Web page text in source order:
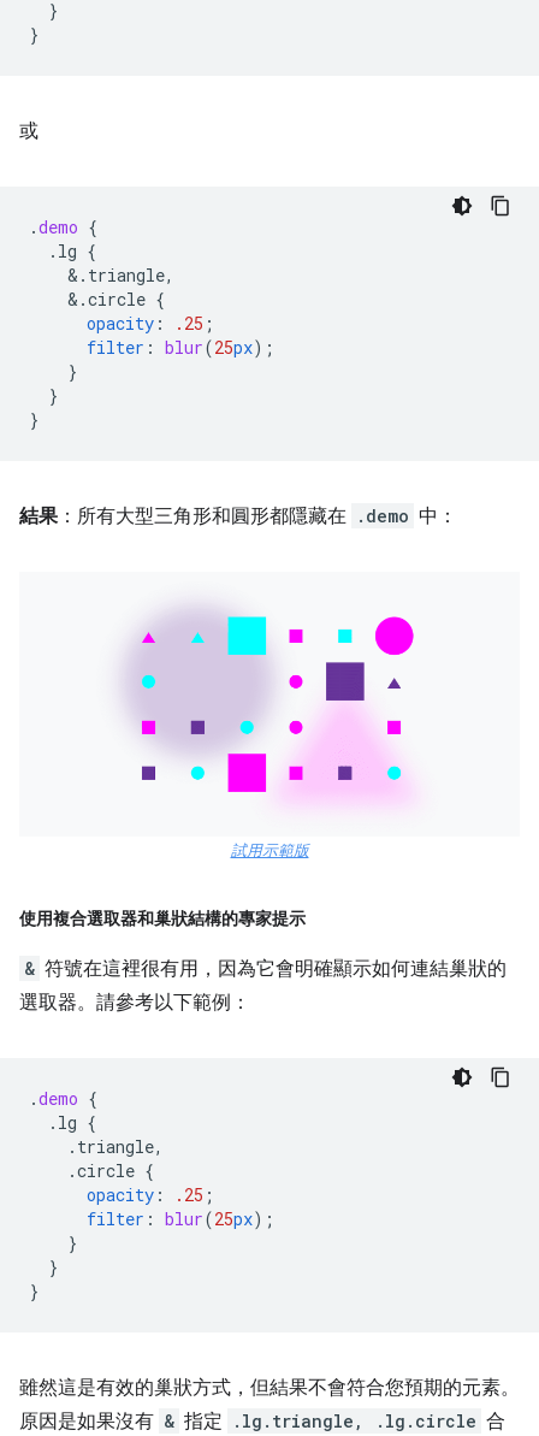
}
}
或
.demo {
.lg {
& .triangle,
& .circle {
opacity : .25 ;
filter : blur(25px);
}
}
}
結果 ：所有大型三角形和圓形都隱藏在 .demo 中：
試用示範版
使用複合選取器和巢狀結構的專家提示
& 符號在這裡很有用，因為它會明確顯示如何連結巢狀的
選取器。請參考以下範例：
.demo {
.lg {
.triangle,
.circle {
opacity : .25 ;
filter : blur(25px);
}
}
}
雖然這是有效的巢狀方式，但結果不會符合您預期的元素。
原因是如果沒有 & 指定 .lg.triangle, .lg.circle 合